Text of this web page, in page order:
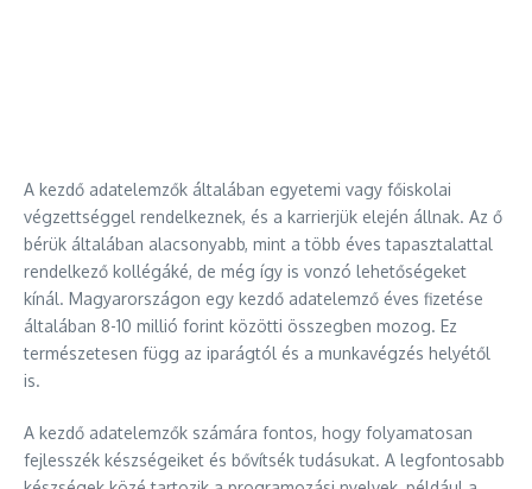
A kezdő adatelemzők általában egyetemi vagy főiskolai
végzettséggel rendelkeznek, és a karrierjük elején állnak. Az ő
bérük általában alacsonyabb, mint a több éves tapasztalattal
rendelkező kollégáké, de még így is vonzó lehetőségeket
kínál. Magyarországon egy kezdő adatelemző éves fizetése
általában 8-10 millió forint közötti összegben mozog. Ez
természetesen függ az iparágtól és a munkavégzés helyétől
is.
A kezdő adatelemzők számára fontos, hogy folyamatosan
fejlesszék készségeiket és bővítsék tudásukat. A legfontosabb